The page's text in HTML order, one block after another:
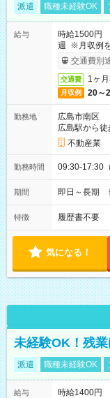
派遣 職種未経験OK
給与
時給1500円
週 ※月収例
ービス利用
交通費別
交通費 1ヶ
月収例 20～
勤務地
広島市南区
広島駅から
不動産業
勤務時間 09:30-17:30
期間 即日～長期
特徴 履歴書不要
気になる！
未経験OK！残
派遣 職種未経験OK
給与
時給1400円